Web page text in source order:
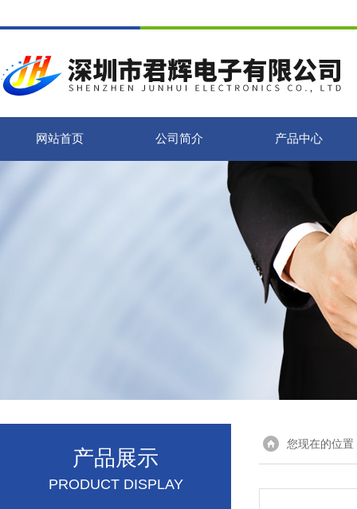
网站首页 公司简介 产品中心
产品展示
PRODUCT DISPLAY
您现在的位置